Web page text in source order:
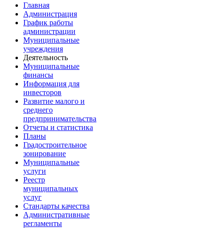
Главная
Администрация
График работы
администрации
Муниципальные
учреждения
Деятельность
Муниципальные
финансы
Информация для
инвесторов
Развитие малого и
среднего
предпринимательства
Отчеты и статистика
Планы
Градостроительное
зонирование
Муниципальные
услуги
Реестр
муниципальных
услуг
Стандарты качества
Административные
регламенты